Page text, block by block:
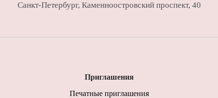
Санкт-Петербург, Каменноостровский проспект, 40
Приглашения
Печатные приглашения